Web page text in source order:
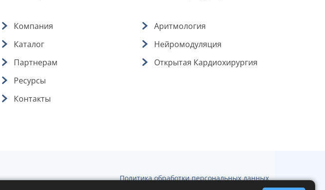
Компания
Каталог
Партнерам
Ресурсы
Контакты
Аритмология
Нейромодуляция
Открытая Кардиохирургия
Политика обработки персональных данных